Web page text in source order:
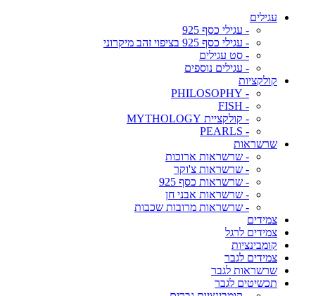
עגילים
- עגילי כסף 925
- עגילי כסף 925 בציפוי זהב מיקרוני
- סט עגילים
- עגילים נוספים
קולקציות
- PHILOSOPHY
- FISH
- קולקציית MYTHOLOGY
- PEARLS
שרשראות
- שרשראות ארוכות
- שרשראות צ'וקר
- שרשראות כסף 925
- שרשראות אבני חן
- שרשראות מרובות שכבות
צמידים
צמידים לרגל
קומבינציות
צמידים לגבר
שרשראות לגבר
תכשיטים לגבר